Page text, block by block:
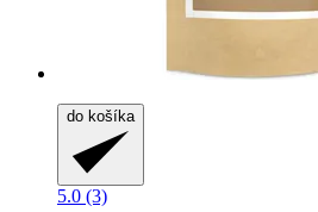
do košíka
5.0 (3)